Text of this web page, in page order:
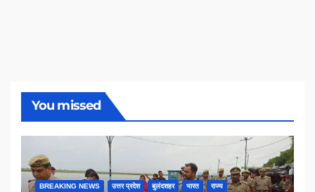
You missed
BREAKING NEWS उत्तर प्रदेश बुलंदशहर भारत राज्य